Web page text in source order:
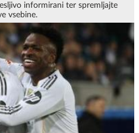
informirani ter spremljajte
vsebine.